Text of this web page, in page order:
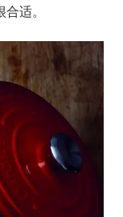
适。